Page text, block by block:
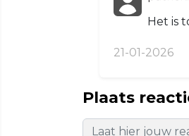
Het is
21-01-2026
Plaats